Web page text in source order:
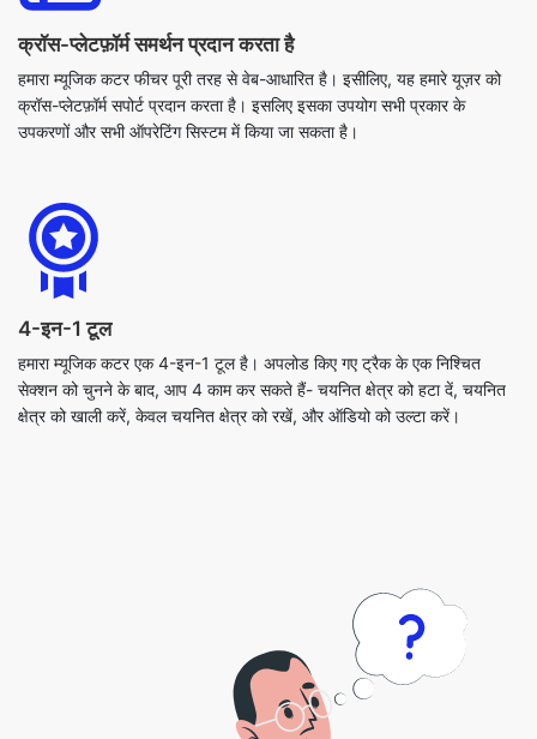
4-इन-1 टूल
हमारा म्यूजिक कटर एक 4-इन-1 टूल है। अपलोड किए गए ट्रैक के एक निश्चित
सेक्शन को चुनने के बाद, आप 4 काम कर सकते हैं- चयनित क्षेत्र को हटा दें, चयनित